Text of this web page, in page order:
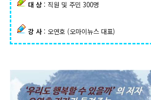
대 상: 직원 및 주민 300명
강 사: 오연호 (오마이뉴스 대표)